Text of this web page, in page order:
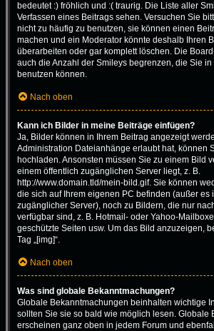
bedeutet :) fröhlich und :( traurig. Die Liste aller
Verfassen eines Beitrags sehen. Versuchen Sie
nicht zu häufig zu benutzen, sie können einen
machen und ein Moderator könnte deshalb Ihren
überarbeiten oder gar komplett löschen. Die
auch die Anzahl der Smileys begrenzen, die Sie
benutzen können.
Nach oben
Kann ich Bilder in meine Beiträge einfügen?
Ja, Bilder können in Ihrem Beitrag angezeigt
Administration Dateianhänge erlaubt hat, können
hochladen. Ansonsten müssen Sie zu einem Bild
einem öffentlich zugänglichen Server liegt, z. B.
http://www.domain.tld/mein-bild.gif. Sie können
die sich auf Ihrem eigenen PC befinden (außer es
zugänglicher Server), noch zu Bildern, die nur
verfügbar sind, z. B. Hotmail- oder Yahoo-
geschützte Seiten usw. Um das Bild anzuzeigen,
Tag „[img]“.
Nach oben
Was sind globale Bekanntmachungen?
Globale Bekanntmachungen beinhalten wichtige
sollten Sie sie so bald wie möglich lesen. Globale
erscheinen ganz oben in jedem Forum und